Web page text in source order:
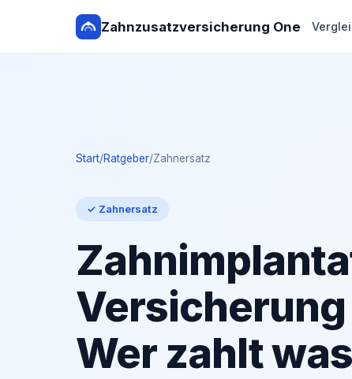
Zahnzusatzversicherung One
Start/Ratgeber/Zahnersatz
✓ Zahnersatz
Wer zahlt